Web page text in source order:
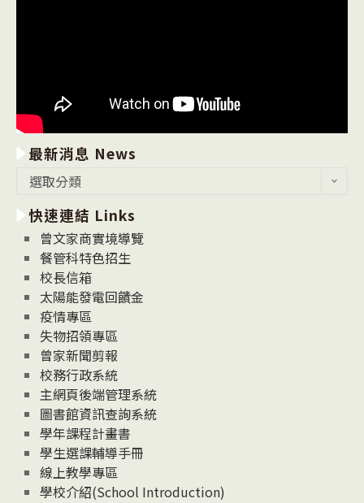
最新消息 News
消
息
News
選取分類
快速連結 Links
曾文家商實境導覽
餐管科特色招生
校長信箱
太陽能發電回饋金
疫情專區
失物招領專區
曾家新聞剪報
校務行政系統
主網頁後端管理系統
圖書館資訊查詢系統
學年課程計畫書
學生選課輔導手冊
線上教學專區
學校介紹(School Introduction)